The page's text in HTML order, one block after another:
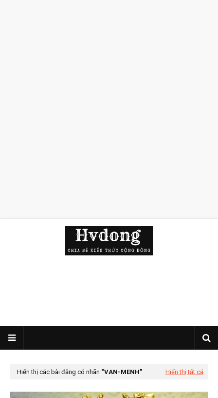
Hiển thị các bài đăng có nhãn VAN-MENH Hiển thị tất cả